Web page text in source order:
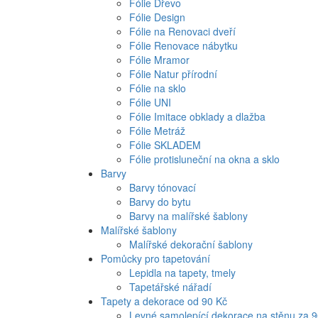
Fólie Dřevo
Fólie Design
Fólie na Renovaci dveří
Fólie Renovace nábytku
Fólie Mramor
Fólie Natur přírodní
Fólie na sklo
Fólie UNI
Fólie Imitace obklady a dlažba
Fólie Metráž
Fólie SKLADEM
Fólie protisluneční na okna a sklo
Barvy
Barvy tónovací
Barvy do bytu
Barvy na malířské šablony
Malířské šablony
Malířské dekorační šablony
Pomůcky pro tapetování
Lepidla na tapety, tmely
Tapetářské nářadí
Tapety a dekorace od 90 Kč